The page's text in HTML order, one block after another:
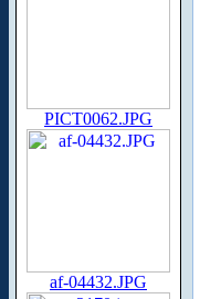
PICT0062.JPG
af-04432.JPG